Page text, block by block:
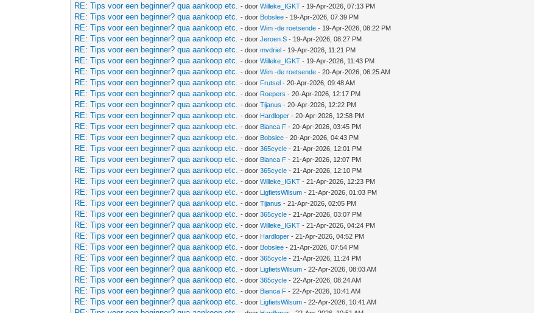
RE: Tips voor een beginner? qua aankoop etc. - doorWilleke_IGKT - 19-Apr-2026, 07:13 PM
RE: Tips voor een beginner? qua aankoop etc. - door Bobslee - 19-Apr-2026, 07:39 PM
RE: Tips voor een beginner? qua aankoop etc. - doorWim -de roetsende - 19-Apr-2026, 08:22 PM
RE: Tips voor een beginner? qua aankoop etc. - doorJeroen S - 19-Apr-2026, 08:27 PM
RE: Tips voor een beginner? qua aankoop etc. - doormvdriel - 19-Apr-2026, 11:21 PM
RE: Tips voor een beginner? qua aankoop etc. - doorWilleke_IGKT - 19-Apr-2026, 11:43 PM
RE: Tips voor een beginner? qua aankoop etc. - doorWim -de roetsende - 20-Apr-2026, 06:25 AM
RE: Tips voor een beginner? qua aankoop etc. - door Frutsel - 20-Apr-2026, 09:48 AM
RE: Tips voor een beginner? qua aankoop etc. - door Roepers - 20-Apr-2026, 12:17 PM
RE: Tips voor een beginner? qua aankoop etc. - doorTijanus - 20-Apr-2026, 12:22 PM
RE: Tips voor een beginner? qua aankoop etc. - door Hardloper - 20-Apr-2026, 12:58 PM
RE: Tips voor een beginner? qua aankoop etc. - door Bianca F - 20-Apr-2026, 03:45 PM
RE: Tips voor een beginner? qua aankoop etc. - door Bobslee - 20-Apr-2026, 04:43 PM
RE: Tips voor een beginner? qua aankoop etc. - door365cycle - 21-Apr-2026, 12:01 PM
RE: Tips voor een beginner? qua aankoop etc. - door Bianca F - 21-Apr-2026, 12:07 PM
RE: Tips voor een beginner? qua aankoop etc. - door365cycle - 21-Apr-2026, 12:10 PM
RE: Tips voor een beginner? qua aankoop etc. - doorWilleke_IGKT - 21-Apr-2026, 12:23 PM
RE: Tips voor een beginner? qua aankoop etc. - door LigfietsWilsum - 21-Apr-2026, 01:03 PM
RE: Tips voor een beginner? qua aankoop etc. - doorTijanus - 21-Apr-2026, 02:05 PM
RE: Tips voor een beginner? qua aankoop etc. - door365cycle - 21-Apr-2026, 03:07 PM
RE: Tips voor een beginner? qua aankoop etc. - doorWilleke_IGKT - 21-Apr-2026, 04:24 PM
RE: Tips voor een beginner? qua aankoop etc. - door Hardloper - 21-Apr-2026, 04:52 PM
RE: Tips voor een beginner? qua aankoop etc. - door Bobslee - 21-Apr-2026, 07:54 PM
RE: Tips voor een beginner? qua aankoop etc. - door365cycle - 21-Apr-2026, 11:24 PM
RE: Tips voor een beginner? qua aankoop etc. - door LigfietsWilsum - 22-Apr-2026, 08:03 AM
RE: Tips voor een beginner? qua aankoop etc. - door365cycle - 22-Apr-2026, 08:24 AM
RE: Tips voor een beginner? qua aankoop etc. - door Bianca F - 22-Apr-2026, 10:41 AM
RE: Tips voor een beginner? qua aankoop etc. - door LigfietsWilsum - 22-Apr-2026, 10:41 AM